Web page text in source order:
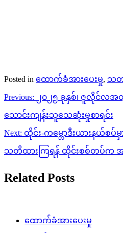
Posted in ထောက်ခံအားပေးမှု, သတ
Post
navigation
Previous: ၂၀၂၅ ခုနှစ်၊ ဇူလိုင်လအ
သောင်းကျန်းသူသေဆုံးမှုစာရင်း
Next: ထိုင်း-ကမ္ဘောဒီးယားနယ်စပ်မှ
သတိထားကြရန် ထိုင်းစစ်တပ်က
Related Posts
ထောက်ခံအားပေးမှု